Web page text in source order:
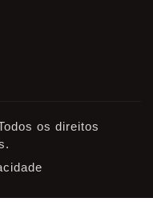
os direitos